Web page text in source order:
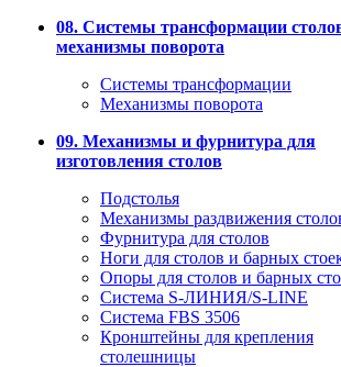
08. Системы трансформации
механизмы поворота
Системы трансформации
Механизмы поворота
09. Механизмы и фурнитура для
изготовления столов
Подстолья
Механизмы раздвижения
Фурнитура для столов
Ноги для столов и барных
Опоры для столов и барных
Система S-ЛИНИЯ/S-LINE
Система FBS 3506
Кронштейны для крепления
столешницы